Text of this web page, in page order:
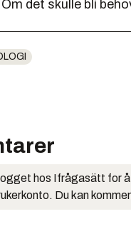
det skulle bli
hos Ifrågasätt for
Du kan